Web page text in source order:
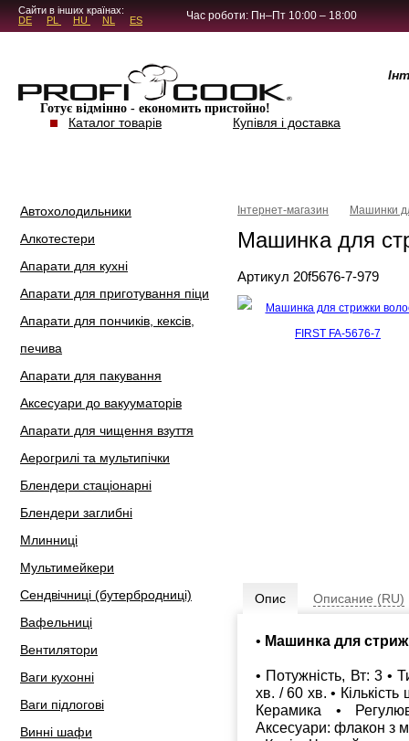
5.4.45Сайти в інших країнах:
DE
PL HU NL ES Час роботи: Пн–Пт 10:00 – 18:00
Готує відмінно - економить пристойно!
Каталог товарів Купівля і доставка
Автохолодильники
Алкотестери
Апарати для кухні
Апарати для приготування піци
Апарати для пончиків, кексів,
печива
Апарати для пакування
Аксесуари до вакууматорів
Апарати для чищення взуття
Аерогрилі та мультипічки
Блендери стаціонарні
Блендери заглибні
Млинниці
Мультимейкери
Сендвічниці (бутербродниці)
Вафельниці
Вентилятори
Ваги кухонні
Ваги підлогові
Винні шафи
Інтернет-магазин Машинки
Машинка для
Артикул 20f5676-7-979
Опис Описание (RU)
• Машинка для
• Потужність, Вт: 3 •
хв. / 60 хв. •
Керамика •
Аксесуари: флакон з